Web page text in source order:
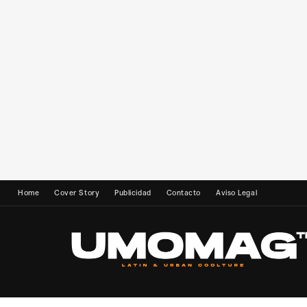
Home Cover Story Publicidad Contacto Aviso Legal